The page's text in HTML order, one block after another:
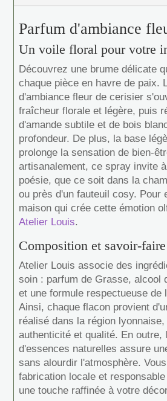
Parfum d'ambiance
Un voile floral pour votre
Découvrez une brume délicate
chaque pièce en havre de paix.
d'ambiance fleur de cerisier
fraîcheur florale et légère, puis
d'amande subtile et de bois
profondeur. De plus, la base
prolonge la sensation de bien-
artisanalement, ce spray invite
poésie, que ce soit dans la
ou près d'un fauteuil cosy. Pour
maison qui crée cette émotion
Atelier Louis.
Composition et savoir‑faire
Atelier Louis associe des
soin : parfum de Grasse, alcool
et une formule respectueuse de
Ainsi, chaque flacon provient
réalisé dans la région
authenticité et qualité. En outre,
d'essences naturelles assure
sans alourdir l'atmosphère.
fabrication locale et
une touche raffinée à votre